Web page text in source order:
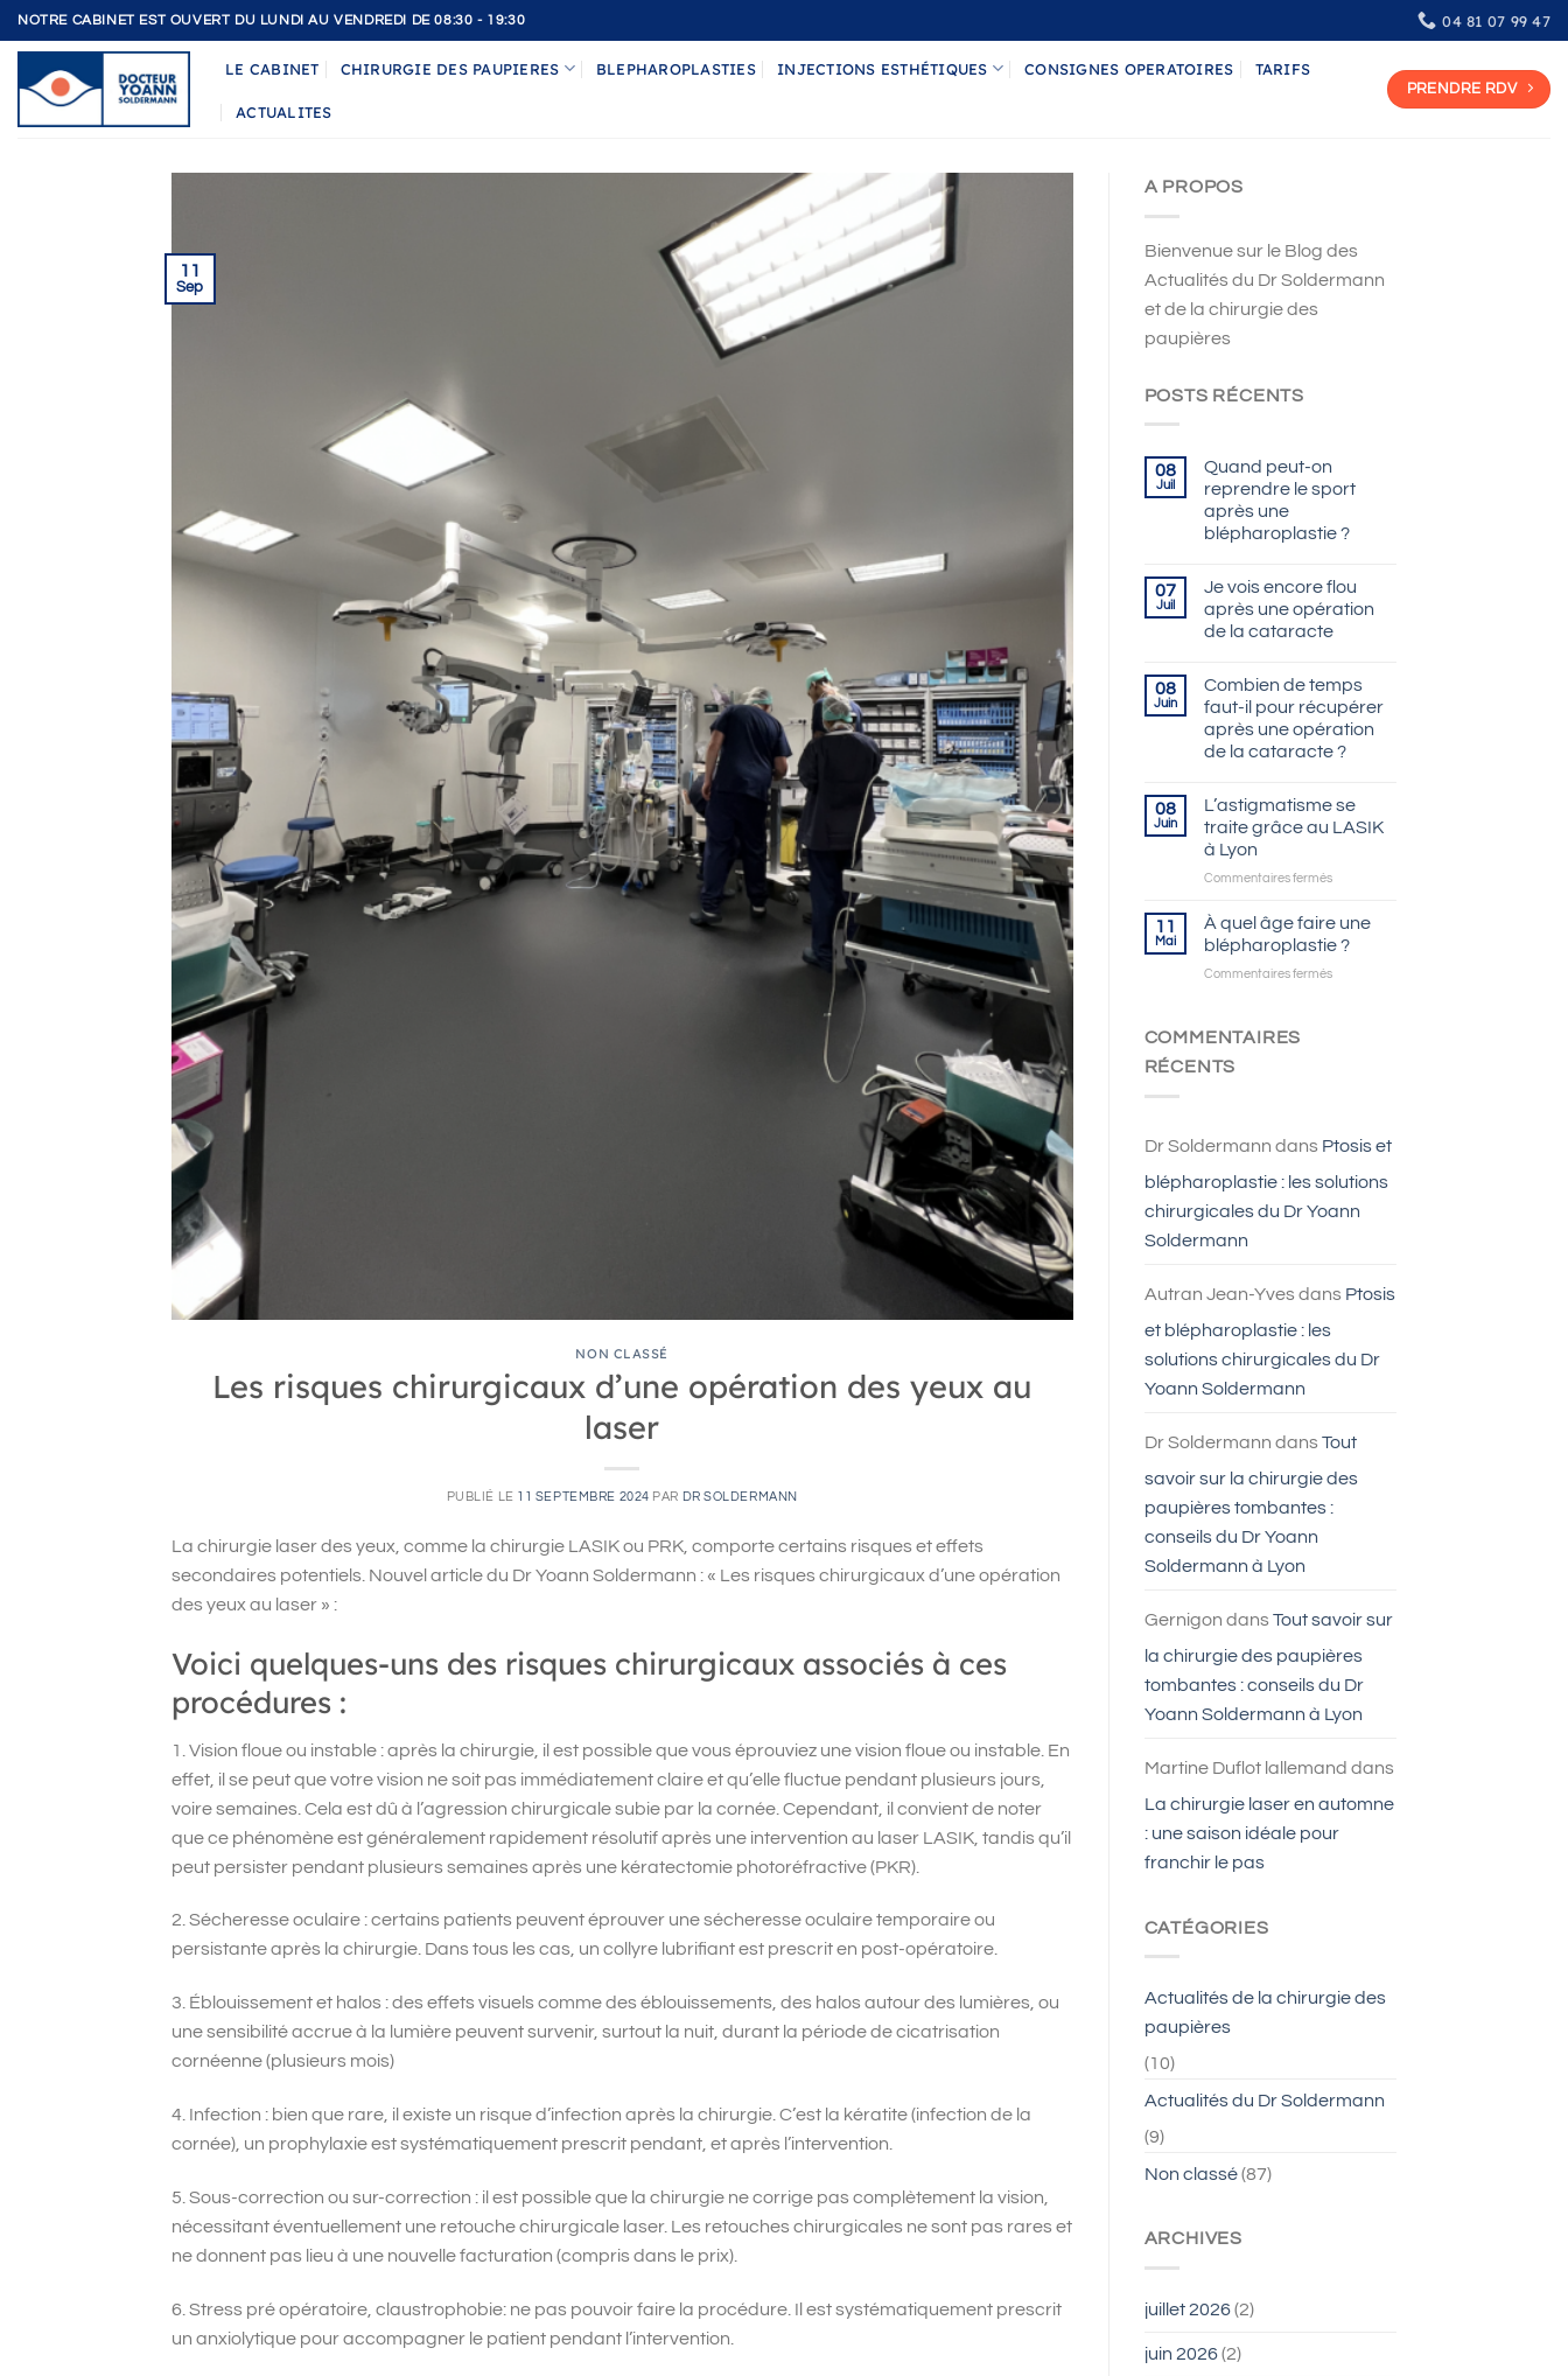
Passer
au
contenu
NOTRE CABINET EST OUVERT DU LUNDI AU VENDREDI DE 08:30 - 19:30 04 81 07 99 47
LE CABINET CHIRURGIE DES PAUPIERES BLEPHAROPLASTIES INJECTIONS ESTHÉTIQUES CONSIGNES OPERATOIRES TARIFS
ACTUALITES
PRENDRE RDV
11
Sep
NON CLASSÉ
Les risques chirurgicaux d’une opération des yeux au
laser
PUBLIÉ LE 11 SEPTEMBRE 2024 PAR DR SOLDERMANN
La chirurgie laser des yeux, comme la chirurgie LASIK ou PRK, comporte certains risques et effets
secondaires potentiels. Nouvel article du Dr Yoann Soldermann : « Les risques chirurgicaux d’une opération
des yeux au laser » :
Voici quelques-uns des risques chirurgicaux associés à ces
procédures :
1. Vision floue ou instable : après la chirurgie, il est possible que vous éprouviez une vision floue ou instable. En
effet, il se peut que votre vision ne soit pas immédiatement claire et qu’elle fluctue pendant plusieurs jours,
voire semaines. Cela est dû à l’agression chirurgicale subie par la cornée. Cependant, il convient de noter
que ce phénomène est généralement rapidement résolutif après une intervention au laser LASIK, tandis qu’il
peut persister pendant plusieurs semaines après une kératectomie photoréfractive (PKR).
2. Sécheresse oculaire : certains patients peuvent éprouver une sécheresse oculaire temporaire ou
persistante après la chirurgie. Dans tous les cas, un collyre lubrifiant est prescrit en post-opératoire.
3. Éblouissement et halos : des effets visuels comme des éblouissements, des halos autour des lumières, ou
une sensibilité accrue à la lumière peuvent survenir, surtout la nuit, durant la période de cicatrisation
cornéenne (plusieurs mois)
4. Infection : bien que rare, il existe un risque d’infection après la chirurgie. C’est la kératite (infection de la
cornée), un prophylaxie est systématiquement prescrit pendant, et après l’intervention.
5. Sous-correction ou sur-correction : il est possible que la chirurgie ne corrige pas complètement la vision,
nécessitant éventuellement une retouche chirurgicale laser. Les retouches chirurgicales ne sont pas rares et
ne donnent pas lieu à une nouvelle facturation (compris dans le prix).
6. Stress pré opératoire, claustrophobie: ne pas pouvoir faire la procédure. Il est systématiquement prescrit
un anxiolytique pour accompagner le patient pendant l’intervention.
A PROPOS
Bienvenue sur le Blog des
Actualités du Dr Soldermann
et de la chirurgie des
paupières
POSTS RÉCENTS
08
Juil
Quand peut-on
reprendre le sport
après une
blépharoplastie ?
07
Juil
Je vois encore flou
après une opération
de la cataracte
08
Juin
Combien de temps
faut-il pour récupérer
après une opération
de la cataracte ?
08
Juin
L’astigmatisme se
traite grâce au LASIK
à Lyon
Commentaires ferméssur
au
11
Mai
À quel âge faire une
blépharoplastie ?
Commentaires ferméssur
COMMENTAIRES
RÉCENTS
Dr Soldermann dans Ptosis et
blépharoplastie : les solutions
chirurgicales du Dr Yoann
Soldermann
Autran Jean-Yves dans Ptosis
et blépharoplastie : les
solutions chirurgicales du Dr
Yoann Soldermann
Dr Soldermann dans Tout
savoir sur la chirurgie des
paupières tombantes :
conseils du Dr Yoann
Soldermann à Lyon
Gernigon dans Tout savoir sur
la chirurgie des paupières
tombantes : conseils du Dr
Yoann Soldermann à Lyon
Martine Duflot lallemand dans
La chirurgie laser en automne
: une saison idéale pour
franchir le pas
CATÉGORIES
Actualités de la chirurgie des
paupières
(10)
Actualités du Dr Soldermann
(9)
Non classé(87)
ARCHIVES
juillet 2026(2)
juin 2026(2)